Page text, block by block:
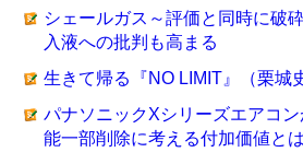
シェールガス～評価と同時に破
入液への批判も高まる
生きて帰る『NO LIMIT』（栗城
パナソニックXシリーズエアコ
能一部削除に考える付加価値とは